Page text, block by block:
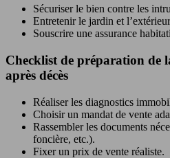
Sécuriser le bien contre les
Entretenir le jardin et
Souscrire une assurance
Checklist de préparation de
après décès
Réaliser les diagnostics
Choisir un mandat de vente
Rassembler les documents
foncière, etc.).
Fixer un prix de vente réaliste.